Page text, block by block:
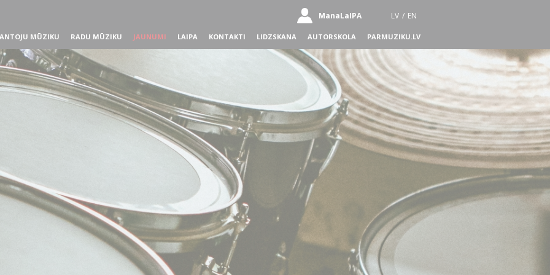
ManaLaIPA LV / EN
MŪZIKU RADU MŪZIKU JAUNUMI LAIPA KONTAKTI LIDZSKANA AUTORSKOLA PARMUZIKU.LV